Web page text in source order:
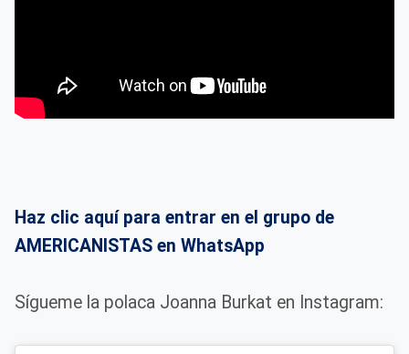
Haz clic aquí para entrar en el grupo de
AMERICANISTAS en WhatsApp
Sígueme la polaca Joanna Burkat en Instagram: